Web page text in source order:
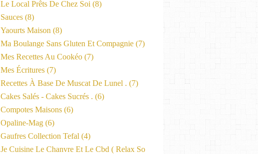
Le Local Prêts De Chez Soi (8)
Sauces (8)
Yaourts Maison (8)
Ma Boulange Sans Gluten Et Compagnie (7)
Mes Recettes Au Cookéo (7)
Mes Écritures (7)
Recettes À Base De Muscat De Lunel . (7)
Cakes Salés - Cakes Sucrés . (6)
Compotes Maisons (6)
Opaline-Mag (6)
Gaufres Collection Tefal (4)
Je Cuisine Le Chanvre Et Le Cbd ( Relax So